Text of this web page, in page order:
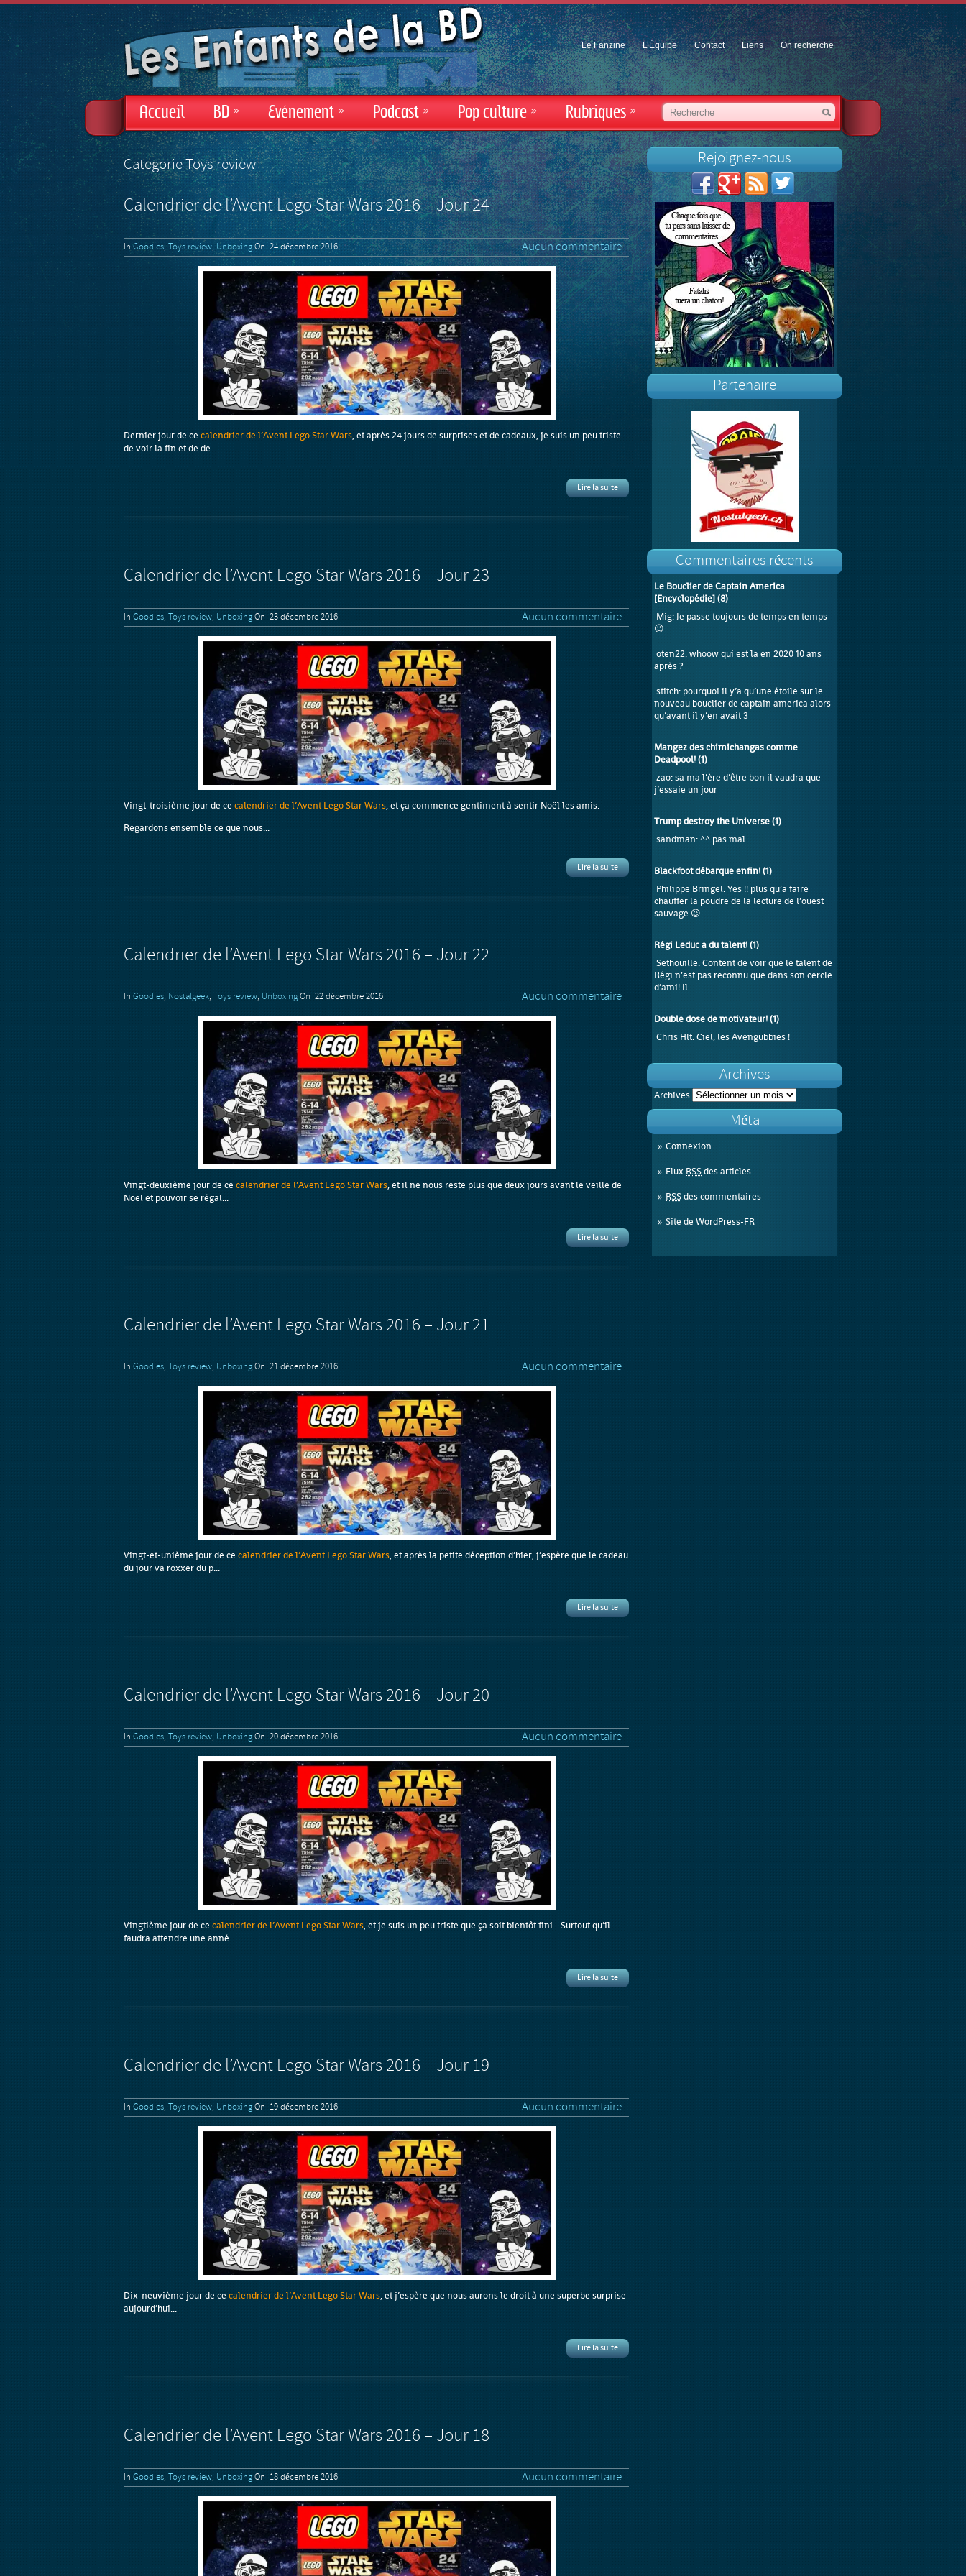
Le Fanzine L’Équipe Contact Liens On recherche
Accueil BD » Evénement » Podcast » Pop culture » Rubriques »
Rejoignez-nous
Partenaire
Commentaires récents
Le Bouclier de Captain America
[Encyclopédie](8)
Mig: Je passe toujours de temps en temps
😉
oten22: whoow qui est la en 2020 10 ans
après ?
stitch: pourquoi il y’a qu’une étoile sur le
nouveau bouclier de captain america alors
qu’avant il y’en avait 3
Mangez des chimichangas comme
Deadpool!(1)
zao: sa ma l’ère d’être bon il vaudra que
j’essaie un jour
Trump destroy the Universe(1)
sandman: ^^ pas mal
Blackfoot débarque enfin!(1)
Philippe Bringel: Yes !! plus qu’a faire
chauffer la poudre de la lecture de l’ouest
sauvage 😉
Régi Leduc a du talent!(1)
Sethouille: Content de voir que le talent de
Régi n’est pas reconnu que dans son cercle
d’ami! Il...
Double dose de motivateur!(1)
Chris Hlt: Ciel, les Avengubbies !
Archives
Archives
Méta
Connexion
Flux RSSdes articles
RSSdes commentaires
Site de WordPress-FR
Categorie Toys review
Calendrier de l’Avent Lego Star Wars 2016 – Jour 24
Aucun commentaire
InGoodies, Toys review,Unboxing On 24 décembre 2016
Dernier jour de ce calendrier de l’Avent Lego Star Wars, et après 24 jours de surprises et de cadeaux, je suis un peu triste
de voir la fin et de de...
Lire la suite
Calendrier de l’Avent Lego Star Wars 2016 – Jour 23
Aucun commentaire
In Goodies, Toys review, Unboxing On 23 décembre 2016
Vingt-troisième jour de ce calendrier de l’Avent Lego Star Wars, et ça commence gentiment à sentir Noël les amis.
Regardons ensemble ce que nous...
Lire la suite
Calendrier de l’Avent Lego Star Wars 2016 – Jour 22
Aucun commentaire
In Goodies, Nostalgeek, Toys review, Unboxing On 22 décembre 2016
Vingt-deuxième jour de ce calendrier de l’Avent Lego Star Wars, et il ne nous reste plus que deux jours avant le veille de
Noël et pouvoir se régal...
Lire la suite
Calendrier de l’Avent Lego Star Wars 2016 – Jour 21
Aucun commentaire
In Goodies, Toys review, Unboxing On 21 décembre 2016
Vingt-et-unième jour de ce calendrier de l’Avent Lego Star Wars, et après la petite déception d’hier, j’espère que le cadeau
du jour va roxxer du p...
Lire la suite
Calendrier de l’Avent Lego Star Wars 2016 – Jour 20
Aucun commentaire
In Goodies, Toys review, Unboxing On 20 décembre 2016
Vingtième jour de ce calendrier de l’Avent Lego Star Wars, et je suis un peu triste que ça soit bientôt fini…Surtout qu’il
faudra attendre une anné...
Lire la suite
Calendrier de l’Avent Lego Star Wars 2016 – Jour 19
Aucun commentaire
In Goodies, Toys review, Unboxing On 19 décembre 2016
Dix-neuvième jour de ce calendrier de l’Avent Lego Star Wars, et j’espère que nous aurons le droit à une superbe surprise
aujourd’hui...
Lire la suite
Calendrier de l’Avent Lego Star Wars 2016 – Jour 18
Aucun commentaire
In Goodies, Toys review, Unboxing On 18 décembre 2016